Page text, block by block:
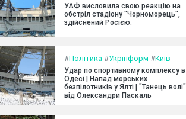
УАФ висловила свою реакцію на
обстріл стадіону "Чорноморець",
здійснений Росією.
#Політика #Укрінформ #Київ
Удар по спортивному комплексу в
Одесі | Напад морських
безпілотників у Ялті | "Танець волі"
від Олександри Паскаль